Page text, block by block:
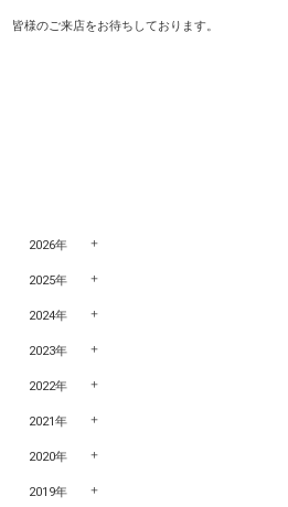
皆様のご来店をお待ちしております。
2026年
2025年
2024年
2023年
2022年
2021年
2020年
2019年